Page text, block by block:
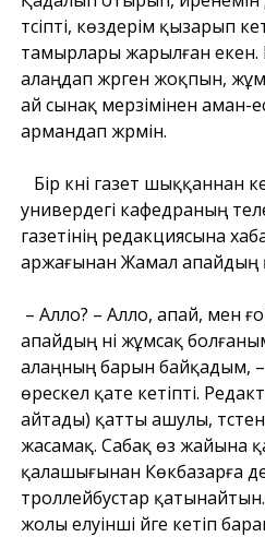
түсіпті, көздерім қызарып
тамырлары жарылған екен.
алаңдап жүрген жоқпын,
ай сынақ мерзімінен аман-
армандап жүрмін.
Бір күні газет шыққаннан
универдегі кафедраның
газетінің редакциясына
аржағынан Жамал апайдың
– Алло? – Алло, апай, мен
апайдың үні жұмсақ
алаңның барын байқадым, –
өрескел қате кетіпті.
айтады) қатты ашулы,
жасамақ. Сабақ өз жайына
қалашығынан Көкбазарға
троллейбустар
жолы елуінші үйге кетіп